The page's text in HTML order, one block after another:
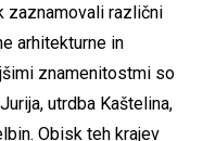
zaznamovali različni
arhitekturne in
znamenitostmi so
utrdba Kaštelina,
Obisk teh krajev